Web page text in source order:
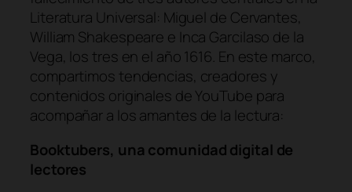
Literatura Universal: Miguel de Cervantes,
William Shakespeare e Inca Garcilaso de la
Vega, los tres en el año 1616. En este marco,
compartimos tendencias, creadores y
contenidos originales de YouTube para
acompañar a los amantes de la lectura:
Booktubers, una comunidad digital de
lectores